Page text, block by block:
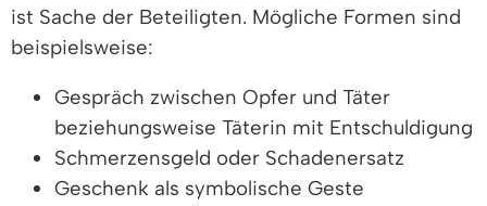
ist Sache der Beteiligten. Mögliche Formen sind
beispielsweise:
Gespräch zwischen Opfer und Täter
beziehungsweise Täterin mit Entschuldigung
Schmerzensgeld oder Schadenersatz
Geschenk als symbolische Geste